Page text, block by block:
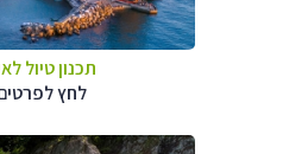
תכנון טיול
לחץ